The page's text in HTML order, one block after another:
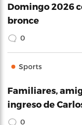
Domingo 2026
bronce
0
Sports
Familiares,
ingreso de
0